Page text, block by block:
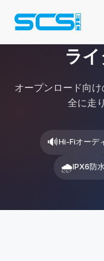
ラ
オープンロード向
全に走
🔊Hi-Fiオーデ
🌧IPX6防